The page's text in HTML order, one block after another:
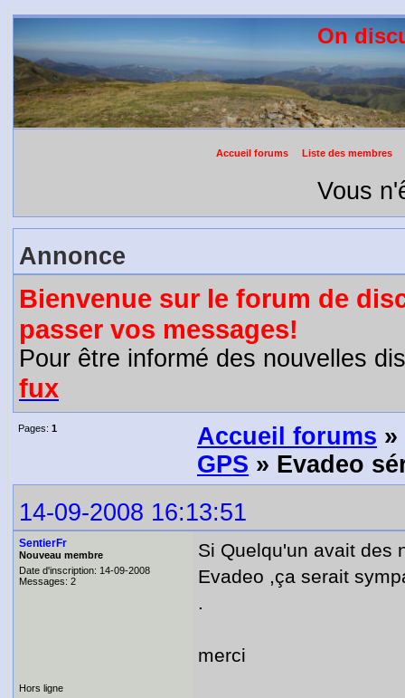
On
Accueil forums Liste des membres
Vous
Annonce
Bienvenue sur le forum de
passer vos messages!
Pour être informé des nouvelles
fux
Pages: 1 Accueil forums »
GPS » Evadeo
14-09-2008 16:13:51
SentierFr
Nouveau membre
Date d'inscription: 14-09-2008
Messages: 2
Si Quelqu'un avait des
Evadeo ,ça serait
.
merci
Hors ligne